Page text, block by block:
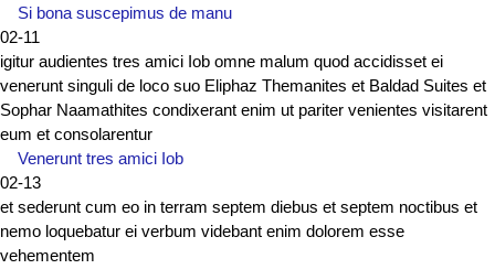
Si bona suscepimus de manu
02-11
igitur audientes tres amici Iob omne malum quod accidisset ei
venerunt singuli de loco suo Eliphaz Themanites et Baldad Suites et
Sophar Naamathites condixerant enim ut pariter venientes visitarent
eum et consolarentur
Venerunt tres amici Iob
02-13
et sederunt cum eo in terram septem diebus et septem noctibus et
nemo loquebatur ei verbum videbant enim dolorem esse
vehementem